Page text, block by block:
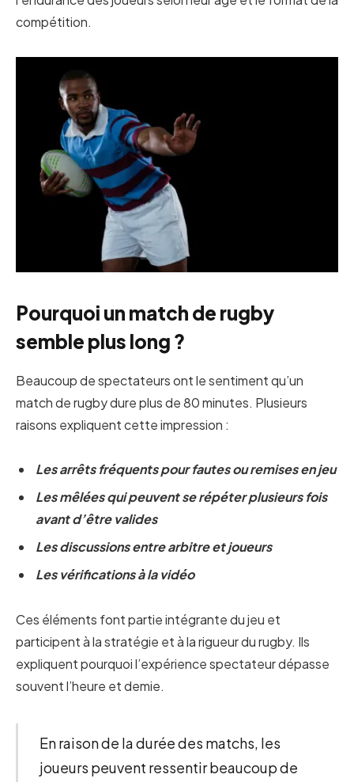
compétition.
Pourquoi un match de rugby
semble plus long ?
Beaucoup de spectateurs ont le sentiment qu’un
match de rugby dure plus de 80 minutes. Plusieurs
raisons expliquent cette impression :
Les arrêts fréquents pour fautes ou remises en jeu
Les mêlées qui peuvent se répéter plusieurs fois
avant d’être valides
Les discussions entre arbitre et joueurs
Les vérifications à la vidéo
Ces éléments font partie intégrante du jeu et
participent à la stratégie et à la rigueur du rugby. Ils
expliquent pourquoi l’expérience spectateur dépasse
souvent l’heure et demie.
En raison de la durée des matchs, les
joueurs peuvent ressentir beaucoup de